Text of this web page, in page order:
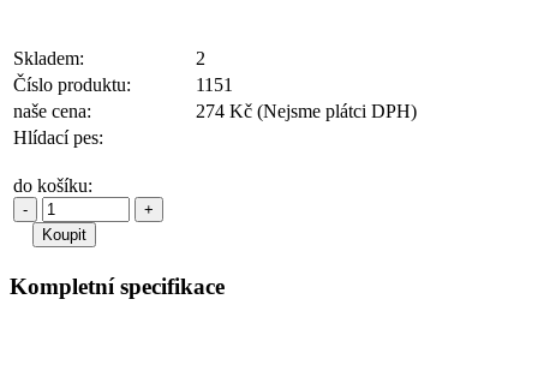
Skladem:
2
Číslo produktu:
1151
naše cena:
274 Kč (Nejsme plátci DPH)
Hlídací pes:
do košíku:
- +
Kompletní specifikace